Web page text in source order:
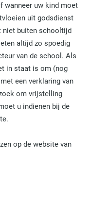
wanneer uw kind moet
uit godsdienst
niet buiten schooltijd
altijd zo spoedig
van de school. Als
in staat is om (nog
een verklaring van
om vrijstelling
u indienen bij de
op de website van